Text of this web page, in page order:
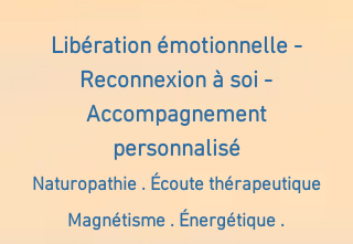
Libération émotionnelle -
Reconnexion à soi -
Accompagnement
personnalisé
Naturopathie . Écoute thérapeutique
Magnétisme . Énergétique .